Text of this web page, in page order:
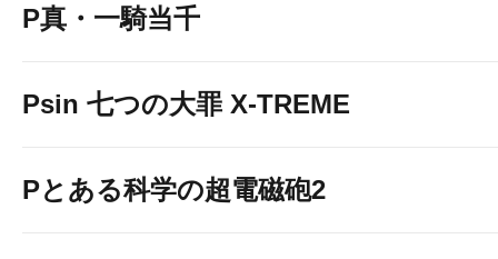
P真・一騎当千
Psin 七つの大罪 X-TREME
Pとある科学の超電磁砲2